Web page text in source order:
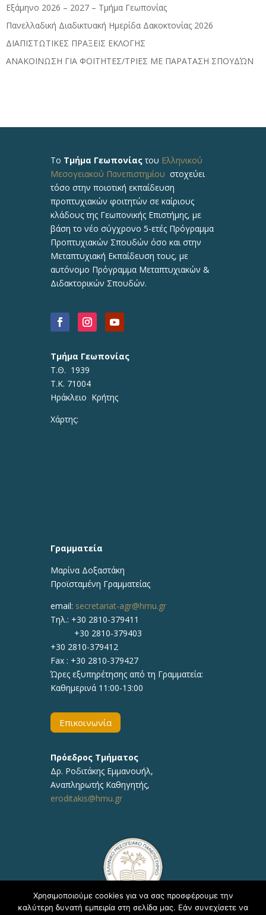
Εξάμηνο 2026 – 2027 – Τμήμα Γεωπονίας
Πανελλαδική Διαδικτυακή Ημερίδα Δακοκτονίας 2026
ΔΙΑΠΙΣΤΩΤΙΚΕΣ ΠΡΑΞΕΙΣ ΕΚΛΟΓΗΣ
ΑΝΑΚΟΙΝΩΣΗ ΓΙΑ ΦΟΙΤΗΤΕΣ/ΤΡΙΕΣ ΜΕ ΠΑΡΑΤΑΣΗ ΣΠΟΥΔΏΝ
Το Τμήμα Γεωπονίαςτου Ελληνικού
Μεσογειακού Πανεπιστημίου στοχεύει
τόσο στην ποιοτική εκπαίδευση
προπτυχιακών φοιτητών σε καίριους
κλάδους της Γεωπονικής Επιστήμης, με
βάση το νέο σύγχρονο 5-ετές Πρόγραμμα
Προπτυχιακών Σπουδών όσο και στην
Μεταπτυχιακή Εκπαίδευση τους, με
αυτόνομο Πρόγραμμα Μεταπτυχιακών &
Διδακτορικών Σπουδών.
Τμήμα Γεωπονίας
Τ.Θ. 1939
Τ.Κ. 71004
Ηράκλειο Κρήτης
Χάρτης:
Γραμματεία
Μαρίνα Δοξαστάκη
Προϊσταμένη Γραμματείας
email: secretariat-agr@hmu.gr
Τηλ.: +30 2810-379411
+30 2810-379403
+30 2810-379412
Fax : +30 2810-379427
Ώρες εξυπηρέτησης από τη Γραμματεία:
Καθημερινά 11:00-13:00
Επικοινωνία
Πρόεδρος Τμήματος
Δρ. Ροδιτάκης Εμμανουήλ,
Αναπληρωτής Καθηγητής,
eroditakis@hmu.gr
Χρησιμοποιούμε cookies για να σας προσφέρουμε την
καλύτερη δυνατή εμπειρία στη σελίδα μας. Εάν συνεχίσετε να